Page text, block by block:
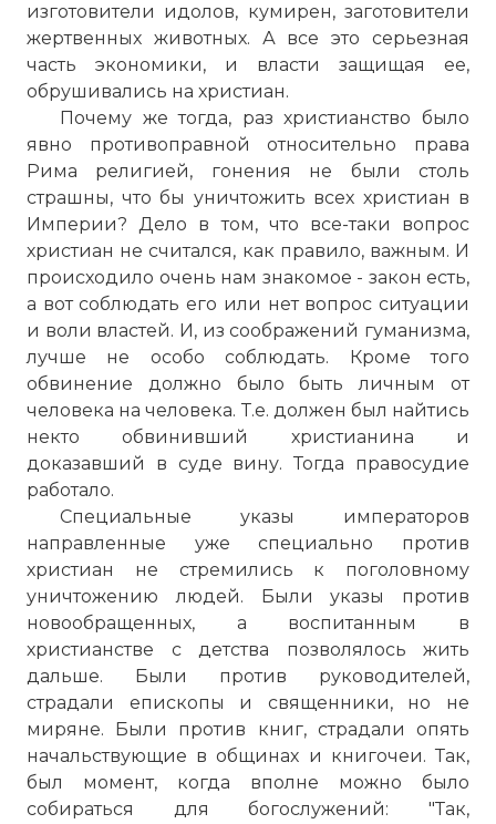
изготовители идолов, кумирен, заготовители
жертвенных животных. А все это серьезная
часть экономики, и власти защищая ее,
обрушивались на христиан.
Почему же тогда, раз христианство было
явно противоправной относительно права
Рима религией, гонения не были столь
страшны, что бы уничтожить всех христиан в
Империи? Дело в том, что все-таки вопрос
христиан не считался, как правило, важным. И
происходило очень нам знакомое - закон есть,
а вот соблюдать его или нет вопрос ситуации
и воли властей. И, из соображений гуманизма,
лучше не особо соблюдать. Кроме того
обвинение должно было быть личным от
человека на человека. Т.е. должен был найтись
некто обвинивший христианина и
доказавший в суде вину. Тогда правосудие
работало.
Специальные указы императоров
направленные уже специально против
христиан не стремились к поголовному
уничтожению людей. Были указы против
новообращенных, а воспитанным в
христианстве с детства позволялось жить
дальше. Были против руководителей,
страдали епископы и священники, но не
миряне. Были против книг, страдали опять
начальствующие в общинах и книгочеи. Так,
был момент, когда вполне можно было
собираться для богослужений: "Так,